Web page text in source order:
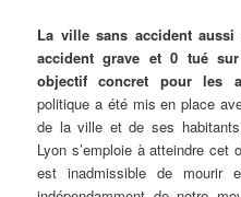
La ville sans accident
accident grave et 0 tué
objectif concret pour les
politique a été mis en place
de la ville et de ses
Lyon s’emploie à atteindre cet
est inadmissible de mourir